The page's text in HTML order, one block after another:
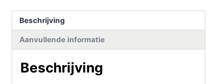
Beschrijving
Aanvullende informatie
Beschrijving